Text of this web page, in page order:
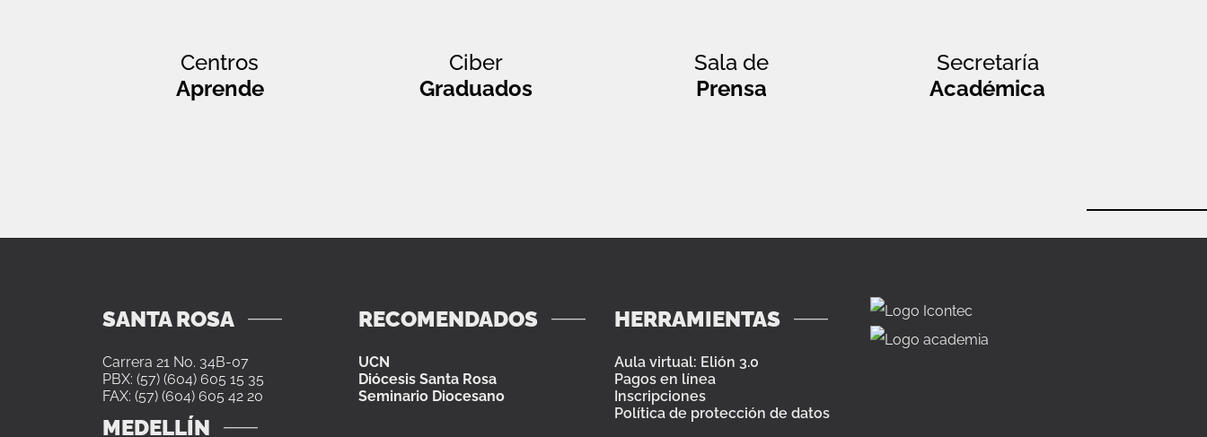
Centros
Aprende
Ciber
Graduados
Sala de
Prensa
Secretaría
Académica
SANTA ROSA
Carrera 21 No. 34B-07
PBX: (57) (604) 605 15 35
FAX: (57) (604) 605 42 20
MEDELLÍN
RECOMENDADOS
UCN
Diócesis Santa Rosa
Seminario Diocesano
HERRAMIENTAS
Aula virtual: Elión 3.0
Pagos en línea
Inscripciones
Política de protección de datos